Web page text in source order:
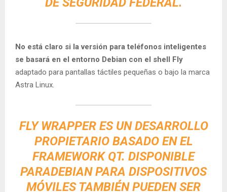
No está claro si la versión para teléfonos inteligentes
se basará en el entorno Debian con el shell Fly
adaptado para pantallas táctiles pequeñas o bajo la marca
Astra Linux.
FLY WRAPPER ES UN DESARROLLO
PROPIETARIO BASADO EN EL
FRAMEWORK QT. DISPONIBLE
PARADEBIAN PARA DISPOSITIVOS
MÓVILES TAMBIÉN PUEDEN SER